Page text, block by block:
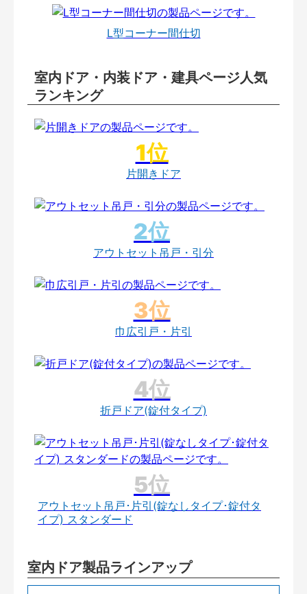
L型コーナー間仕切
室内ドア・内装ドア・建具ページ人気
ランキング
片開きドア
アウトセット吊戸・引分
巾広引戸・片引
折戸ドア(錠付タイプ)
アウトセット吊戸･片引(錠なしタイプ･錠付タ
イプ) スタンダード
室内ドア製品ラインアップ